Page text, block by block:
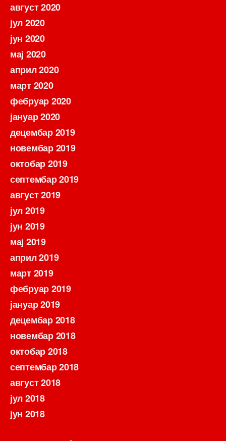
август 2020
јул 2020
јун 2020
мај 2020
април 2020
март 2020
фебруар 2020
јануар 2020
децембар 2019
новембар 2019
октобар 2019
септембар 2019
август 2019
јул 2019
јун 2019
мај 2019
април 2019
март 2019
фебруар 2019
јануар 2019
децембар 2018
новембар 2018
октобар 2018
септембар 2018
август 2018
јул 2018
јун 2018